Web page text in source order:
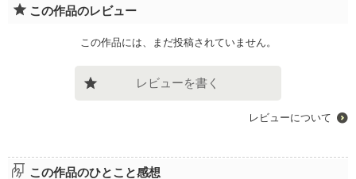
この作品のレビュー
この作品には、まだ投稿されていません。
レビューを書く
レビューについて
この作品のひとこと感想